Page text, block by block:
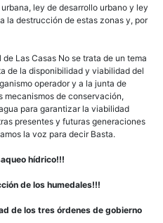
ley de desarrollo urbano y ley
la destrucción de estas zonas y, por
Las Casas No se trata de un tema
de la disponibilidad y viabilidad del
operador y a la junta de
mecanismos de conservación,
para garantizar la viabilidad
presentes y futuras generaciones
la voz para decir Basta.
hídrico!!!
de los humedales!!!
de los tres órdenes de gobierno